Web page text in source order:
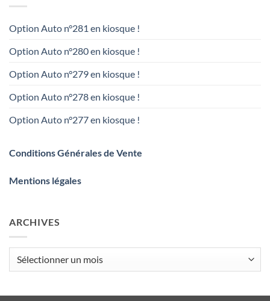
Option Auto n°281 en kiosque !
Option Auto n°280 en kiosque !
Option Auto n°279 en kiosque !
Option Auto n°278 en kiosque !
Option Auto n°277 en kiosque !
Conditions Générales de Vente
Mentions légales
ARCHIVES